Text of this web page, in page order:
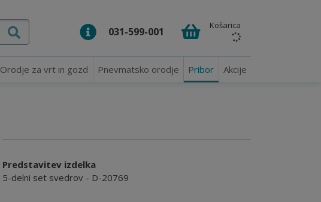
031-599-001 Košarica
Orodje za vrt in gozd Pnevmatsko orodje Pribor Akcije
Predstavitev izdelka
5-delni set svedrov - D-20769